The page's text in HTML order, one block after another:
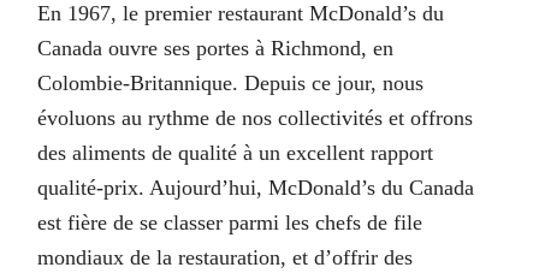
En 1967, le premier restaurant McDonald’s du
Canada ouvre ses portes à Richmond, en
Colombie-Britannique. Depuis ce jour, nous
évoluons au rythme de nos collectivités et offrons
des aliments de qualité à un excellent rapport
qualité-prix. Aujourd’hui, McDonald’s du Canada
est fière de se classer parmi les chefs de file
mondiaux de la restauration, et d’offrir des